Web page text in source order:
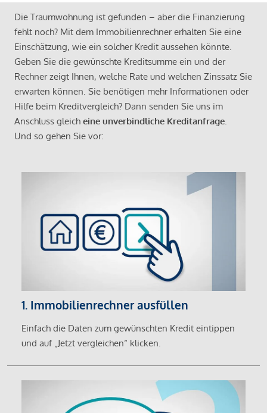
Die Traumwohnung ist gefunden – aber die Finanzierung
fehlt noch? Mit dem Immobilienrechner erhalten Sie eine
Einschätzung, wie ein solcher Kredit aussehen könnte.
Geben Sie die gewünschte Kreditsumme ein und der
Rechner zeigt Ihnen, welche Rate und welchen Zinssatz Sie
erwarten können. Sie benötigen mehr Informationen oder
Hilfe beim Kreditvergleich? Dann senden Sie uns im
Anschluss gleich eine unverbindliche Kreditanfrage.
Und so gehen Sie vor:
1. Immobilienrechner ausfüllen
Einfach die Daten zum gewünschten Kredit eintippen
und auf „Jetzt vergleichen“ klicken.